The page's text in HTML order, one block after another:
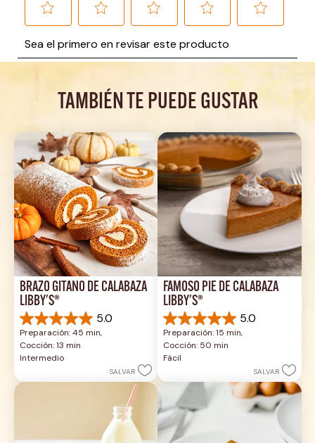
TAMBIÉN TE PUEDE GUSTAR
BRAZO GITANO DE CALABAZA
LIBBY'S®
5.0
5.0
de
5
estrellas.
reseña
Preparación: 45 min,
Cocción: 13 min
Intermedio
SALVAR
FAMOSO PIE DE CALABAZA
LIBBY'S®
5.0
5.0
de
5
estrellas.
reseñas
Preparación: 15 min,
Cocción: 50 min
Fácil
SALVAR